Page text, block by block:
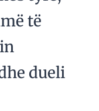
të
dueli